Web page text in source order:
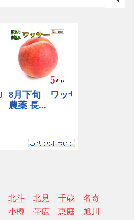
北斗 北見 千歳
名寄
小樽 帯広 恵庭
旭川